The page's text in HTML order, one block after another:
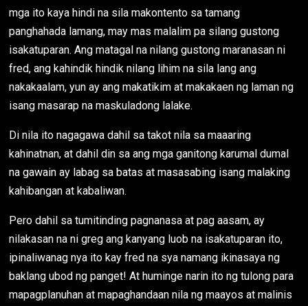
mga ito kaya hindi na sila makontento sa tamang
panghahada lamang, may mas malalim pa silang gustong
isakatuparan. Ang matagal na nilang gustong maranasan ni
fred, ang kahindik hindik nilang lihim na sila lang ang
nakakaalam, yun ay ang makatikim at makakaen ng laman ng
isang masarap na maskuladong lalake.
Di nila ito nagagawa dahil sa takot nila sa maaaring
kahinatnan, at dahil din sa ang mga ganitong karumal dumal
na gawain ay labag sa batas at masasabing isang malaking
kahibangan at kabaliwan.
Pero dahil sa tumitinding pagnanasa at pag aasam, ay
nilakasan na ni greg ang kanyang luob na isakatuparan ito,
ipinaliwanag nya ito kay fred na sya namang ikinasaya ng
baklang ubod ng panget! At huminge narin ito ng tulong para
mapagplanuhan at mapaghandaan nila ng maayos at malinis